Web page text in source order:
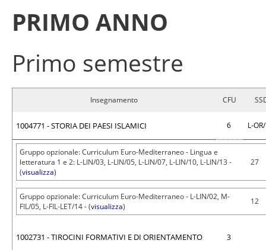
PRIMO ANNO
Primo semestre
Insegnamento CFU
1004771 - STORIA DEI PAESI ISLAMICI 6 L-
Gruppo opzionale: Curriculum Euro-Mediterraneo - Lingua e
letteratura 1 e 2: L-LIN/03, L-LIN/05, L-LIN/07, L-LIN/10, L-LIN/13 -
(visualizza)
27
Gruppo opzionale: Curriculum Euro-Mediterraneo - L-LIN/02, M-
FIL/05, L-FIL-LET/14 - (visualizza)
12
1002731 - TIROCINI FORMATIVI E DI ORIENTAMENTO 3